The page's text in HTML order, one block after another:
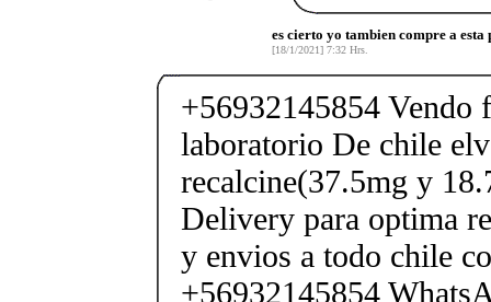
es cierto yo tambien compre a esta
[18/1/2021] 7:32 Hrs.
+56932145854 Vendo
laboratorio De chile
recalcine(37.5mg y
Delivery para optima
y envios a todo chile
+56932145854